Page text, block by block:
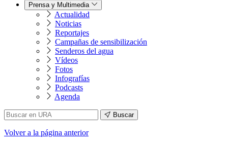
Prensa y Multimedia
Actualidad
Noticias
Reportajes
Campañas de sensibilización
Senderos del agua
Vídeos
Fotos
Infografías
Podcasts
Agenda
Buscar
Volvera la página anterior